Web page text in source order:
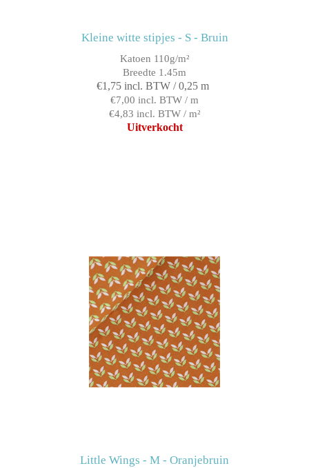
Kleine witte stipjes - S - Bruin
Katoen 110g/m²
Breedte 1.45m
€1,75 incl. BTW / 0,25 m
€7,00 incl. BTW / m
€4,83 incl. BTW / m²
Uitverkocht
Little Wings - M - Oranjebruin